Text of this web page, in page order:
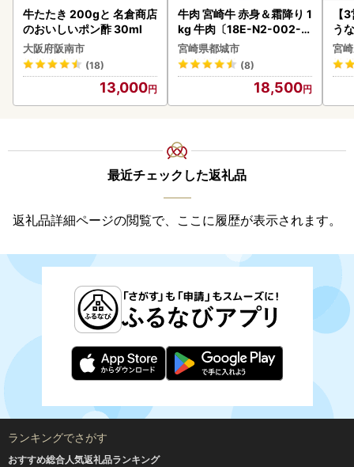
牛たたき 200gと 名倉商店
のおいしいポン酢 30ml
大阪府阪南市
(18)
13,000
牛肉 宮崎牛 赤身＆霜降り 1
kg 牛肉〔18E-N2-002-1
kg-S4A6-CF〕
宮崎県都城市
(8)
18,500
【
う
以
宮
最近チェックした返礼品
返礼品詳細ページの閲覧で、ここに履歴が表示されます。
ランキングでさがす
おすすめ総合人気返礼品ランキング